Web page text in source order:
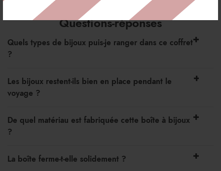
Questions-réponses
Quels types de bijoux puis-je ranger dans ce coffret
?
Les bijoux restent-ils bien en place pendant le
voyage ?
De quel matériau est fabriquée cette boîte à bijoux
?
La boîte ferme-t-elle solidement ?